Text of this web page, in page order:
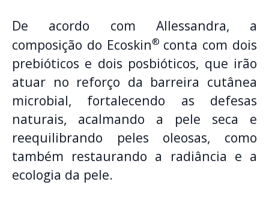
De acordo com Allessandra, a
composição do Ecoskin® conta com dois
prebióticos e dois posbióticos, que irão
atuar no reforço da barreira cutânea
microbial, fortalecendo as defesas
naturais, acalmando a pele seca e
reequilibrando peles oleosas, como
também restaurando a radiância e a
ecologia da pele.